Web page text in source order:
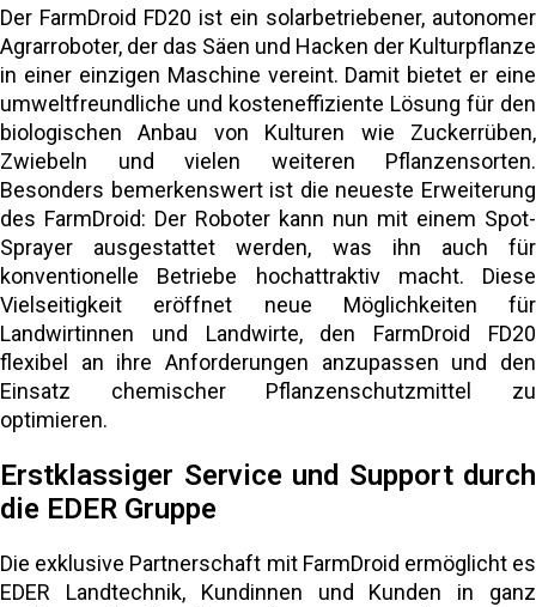
Der FarmDroid FD20 ist ein solarbetriebener, autonomer
Agrarroboter, der das Säen und Hacken der Kulturpflanze
in einer einzigen Maschine vereint. Damit bietet er eine
umweltfreundliche und kosteneffiziente Lösung für den
biologischen Anbau von Kulturen wie Zuckerrüben,
Zwiebeln und vielen weiteren Pflanzensorten.
Besonders bemerkenswert ist die neueste Erweiterung
des FarmDroid: Der Roboter kann nun mit einem Spot-
Sprayer ausgestattet werden, was ihn auch für
konventionelle Betriebe hochattraktiv macht. Diese
Vielseitigkeit eröffnet neue Möglichkeiten für
Landwirtinnen und Landwirte, den FarmDroid FD20
flexibel an ihre Anforderungen anzupassen und den
Einsatz chemischer Pflanzenschutzmittel zu
optimieren.
Erstklassiger Service und Support durch
die EDER Gruppe
Die exklusive Partnerschaft mit FarmDroid ermöglicht es
EDER Landtechnik, Kundinnen und Kunden in ganz